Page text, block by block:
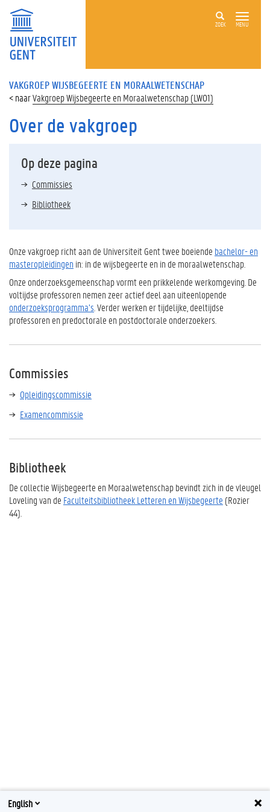
ZOEK MENU
VAKGROEP WIJSBEGEERTE EN MORAALWETENSCHAP
Vakgroep Wijsbegeerte en Moraalwetenschap (LWO1)
Over de vakgroep
Op deze pagina
Commissies
Bibliotheek
Onze vakgroep richt aan de Universiteit Gent twee boeiende bachelor- en
masteropleidingen in: in de wijsbegeerte en in de moraalwetenschap.
Onze onderzoeksgemeenschap vormt een prikkelende werkomgeving. De
voltijdse professoren nemen zeer actief deel aan uiteenlopende
onderzoeksprogramma’s . Verder werken er tijdelijke, deeltijdse
professoren en predoctorale en postdoctorale onderzoekers.
Commissies
Opleidingscommissie
Examencommissie
Bibliotheek
De collectie Wijsbegeerte en Moraalwetenschap bevindt zich in de vleugel
Loveling van de Faculteitsbibliotheek Letteren en Wijsbegeerte (Rozier
44).
English